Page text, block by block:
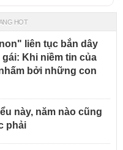
HOT
liên tục bắn dây
Khi niềm tin của
bởi những con
này, năm nào cũng
phải